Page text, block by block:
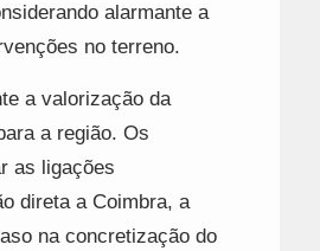
alarmante a
no terreno.
a valorização da
a região. Os
as ligações
direta a Coimbra, a
na concretização do